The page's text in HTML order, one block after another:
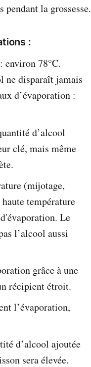
la grossesse.
:
environ 78°C.
ne disparaît jamais
d’évaporation :
d’alcool
clé, mais même
(mijotage,
température
Le
l’alcool aussi
grâce à une
récipient étroit.
l’évaporation,
d’alcool ajoutée
sera élevée.